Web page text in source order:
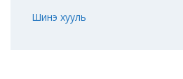
Шинэ хууль